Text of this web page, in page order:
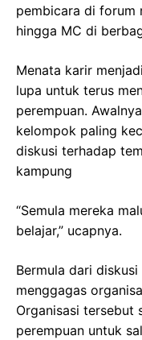
pembicara di forum
hingga MC di
Menata karir
lupa untuk terus
perempuan.
kelompok paling
diskusi terhadap
kampung
“Semula mereka
belajar,” ucapnya.
Bermula dari
menggagas
Organisasi tersebut
perempuan untuk